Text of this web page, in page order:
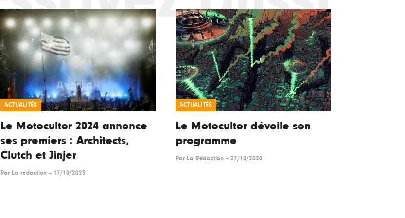
ACTUALITÉS
Le Motocultor 2024 annonce
ses premiers : Architects,
Clutch et Jinjer
Par La rédaction -- 17/10/2023
ACTUALITÉS
Le Motocultor dévoile son
programme
Par La Rédaction -- 27/10/2020